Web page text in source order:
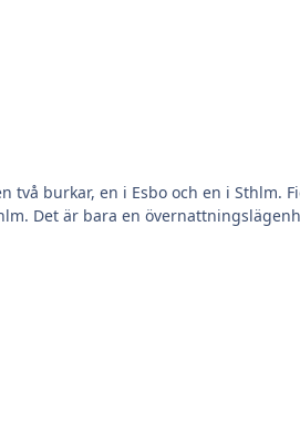
burkar, en i Esbo och en i Sthlm.
Det är bara en